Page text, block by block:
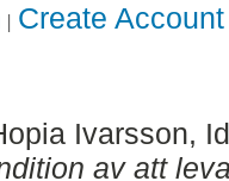
Create Account
Ivarsson,
av att